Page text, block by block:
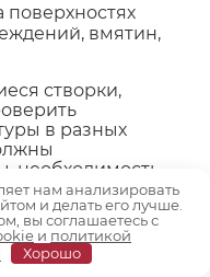
поверхностях
вмятин,
створки,
в разных
необходимость
при повороте
створка должна
рамы. Любые
Возможно,
регулировка
нам анализировать
и делать его лучше.
вы соглашаетесь с
и политикой
Хорошо